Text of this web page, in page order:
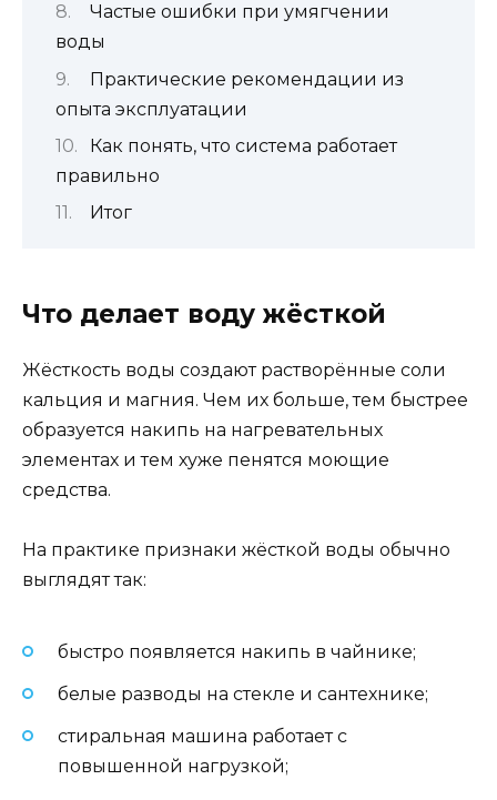
Частые ошибки при умягчении
воды
Практические рекомендации из
опыта эксплуатации
Как понять, что система работает
правильно
Итог
Что делает воду жёсткой
Жёсткость воды создают растворённые соли
кальция и магния. Чем их больше, тем быстрее
образуется накипь на нагревательных
элементах и тем хуже пенятся моющие
средства.
На практике признаки жёсткой воды обычно
выглядят так:
быстро появляется накипь в чайнике;
белые разводы на стекле и сантехнике;
стиральная машина работает с
повышенной нагрузкой;